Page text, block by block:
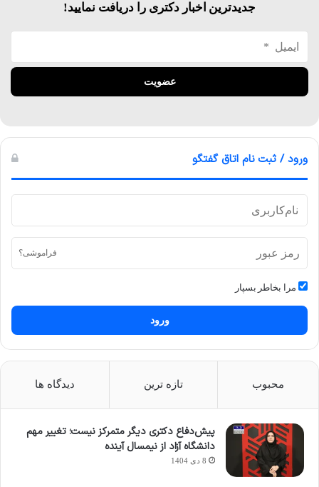
جدیدترین اخبار دکتری را دریافت نمایید!
ورود / ثبت نام اتاق گفتگو
فراموشی؟
مرا بخاطر بسپار
ورود
محبوب تازه ترین دیدگاه ها
پیش‌دفاع دکتری دیگر متمرکز نیست؛ تغییر مهم
دانشگاه آزاد از نیمسال آینده
8 دی 1404